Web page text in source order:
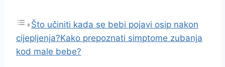
Što učiniti kada se bebi pojavi osip nakon
cijepljenja?Kako prepoznati simptome zubanja
kod male bebe?